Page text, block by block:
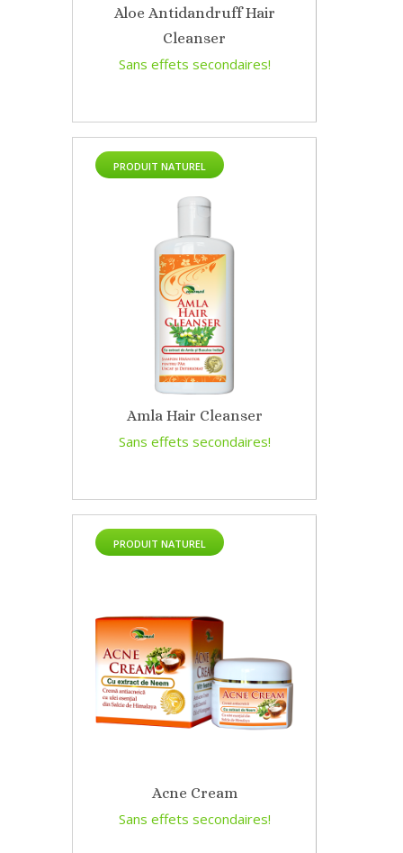
Aloe Antidandruff Hair
Cleanser
Sans effets secondaires!
PRODUIT NATUREL
Amla Hair Cleanser
Sans effets secondaires!
PRODUIT NATUREL
Acne Cream
Sans effets secondaires!